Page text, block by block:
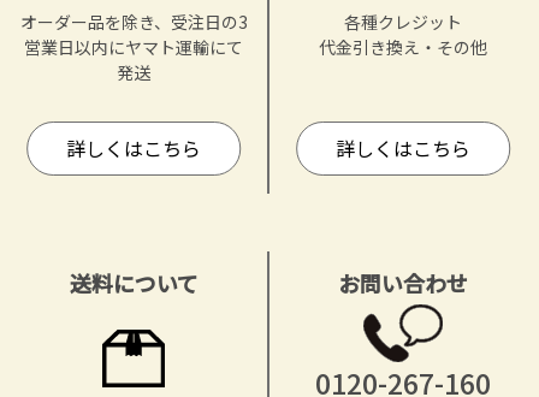
オーダー品を除き、受注日の3
営業日以内にヤマト運輸にて
発送
詳しくはこちら
各種クレジット
代金引き換え・その他
詳しくはこちら
送料について お問い合わせ
0120-267-160